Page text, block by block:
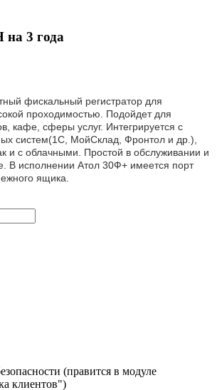
3 года
фискальный регистратор для
проходимостью. Подойдет для
кафе, сферы услуг. Интегрируется с
систем(1С, МойСклад, Фронтол и др.),
и с облачными. Простой в обслуживании и
В исполнении Атол 30Ф+ имеется порт
ящика.